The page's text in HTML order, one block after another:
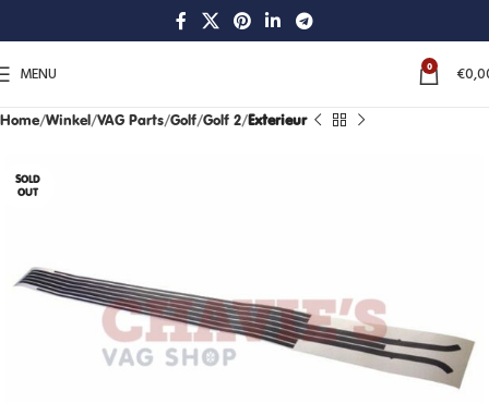
MENU 0 €
Home Winkel VAG Parts Golf Golf 2 Exterieur
SOLD
OUT